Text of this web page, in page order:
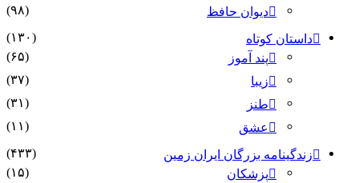
دیوان حافظ
(۹۸)
داستان کوتاه
(۱۳۰)
پند آموز
(۶۵)
زیبا
(۳۷)
طنز
(۳۱)
عشق
(۱۱)
زندگینامه بزرگان ایران زمین
(۴۳۳)
پزشکان
(۱۵)